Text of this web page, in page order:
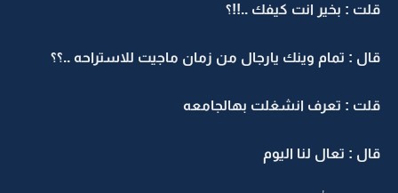
قلت : بخير انت كيفك ..!!؟
قال : تمام وينك يارجال من زمان ماجيت للاستراحه ..؟؟
قلت : تعرف انشغلت بهالجامعه
قال : تعال لنا اليوم